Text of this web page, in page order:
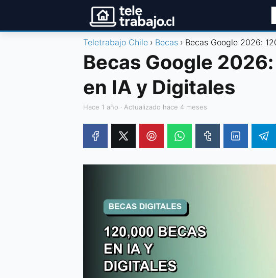
Teletrabajo Chile Becas Becas Google 2026:
Becas Google
en IA y Digitales
hace 1 año · Actualizado hace 4 meses